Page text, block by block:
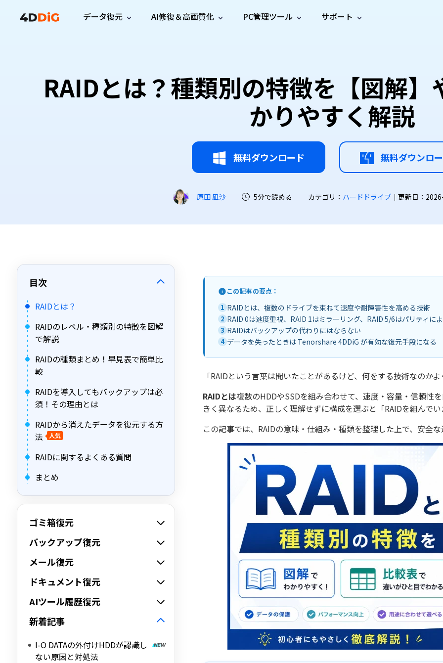
データ復元
プロ版 無料版
WhatsApp データ復元
WhatsAppのデータを復元
LINE データ復元
LINEのデータを復元
AI修復＆高画質化
動画修
復
写真修
復
メント
修復
動画高
画質化
AI
写真高
画質化
AI
オン
オン
PC管理ツール
Windows向けディスク管理ツール
重複ファイルを検出・削除
Tenorshare Cleamio
新製
Macを徹底クリーンアップ＆最適化
WindowsのDLLエラーを修復
Email Repair
破損したPST/OSTファイルを修復
サポート
ガイド・お問い合わせ
サブスク更新情報
ユーザーガイドセンター
使い方ガイド
RAIDとは？種類別の特徴を【図解
かりやすく解説
無料ダウンロード 無料ダウンロ
原田 凪沙 5分で読める カテゴリ： ハードドライブ ｜更新日：
目次
RAIDとは？
RAIDのレベル・種類別の特徴を図解
で解説
RAIDの種類まとめ！早見表で簡単比
較
RAIDを導入してもバックアップは必
須！その理由とは
RAIDから消えたデータを復元する方
法
人気
RAIDに関するよくある質問
まとめ
ゴミ箱復元
バックアップ復元
メール復元
ドキュメント復元
AIツール履歴復元
新着記事
I-O DATAの外付けHDDが認識し
ない原因と対処法
この記事の要点：
1 RAIDとは、複数のドライブを束ねて速度や耐障害性を高める技術
2 RAID 0は速度重視、RAID 1はミラーリング、RAID 5/6はパリティに
3 RAIDはバックアップの代わりにはならない
4 データを失ったときは Tenorshare 4DDiG が有効な復元手段になる
「RAIDという言葉は聞いたことがあるけど、何をする技術なのか
RAIDとは複数のHDDやSSDを組み合わせて、速度・容量・信頼性
きく異なるため、正しく理解せずに構成を選ぶと「RAIDを組んで
この記事では、RAIDの意味・仕組み・種類を整理した上で、安全